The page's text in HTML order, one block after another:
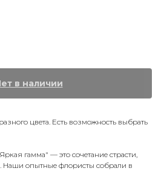
в наличии
цвета. Есть возможность выбрать
гамма" — это сочетание страсти,
Наши опытные флористы собрали в